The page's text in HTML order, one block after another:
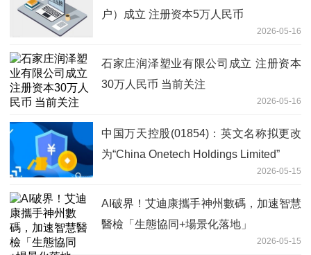
户）成立 注册资本5万人民币
2026-05-16
石家庄润泽塑业有限公司成立 注册资本
30万人民币 当前关注
2026-05-16
中国万天控股(01854)：英文名称拟更改
为“China Onetech Holdings Limited”
2026-05-15
AI破界！艾迪康攜手神州數碼，加速智慧
醫檢「生態協同+場景化落地」
2026-05-15